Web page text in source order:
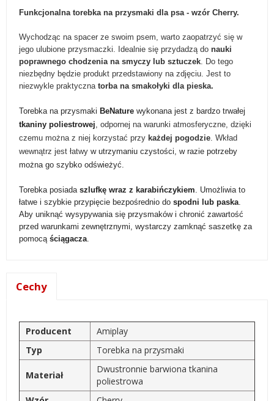
Funkcjonalna torebka na przysmaki dla psa - wzór Cherry.
Wychodząc na spacer ze swoim psem, warto zaopatrzyć się w
jego ulubione przysmaczki. Idealnie się przydadzą do nauki
poprawnego chodzenia na smyczy lub sztuczek. Do tego
niezbędny będzie produkt przedstawiony na zdjęciu. Jest to
niezwykle praktyczna torba na smakołyki dla pieska.
Torebka na przysmaki BeNature wykonana jest z bardzo trwałej
tkaniny poliestrowej, odpornej na warunki atmosferyczne, dzięki
czemu można z niej korzystać przy każdej pogodzie. Wkład
wewnątrz jest łatwy w utrzymaniu czystości, w razie potrzeby
można go szybko odświeżyć.
Torebka posiada szlufkę wraz z karabińczykiem. Umożliwia to
łatwe i szybkie przypięcie bezpośrednio do spodni lub paska.
Aby uniknąć wysypywania się przysmaków i chronić zawartość
przed warunkami zewnętrznymi, wystarczy zamknąć saszetkę za
pomocą ściągacza.
Cechy
Producent
Amiplay
Typ
Torebka na przysmaki
Materiał
Dwustronnie barwiona tkanina
poliestrowa